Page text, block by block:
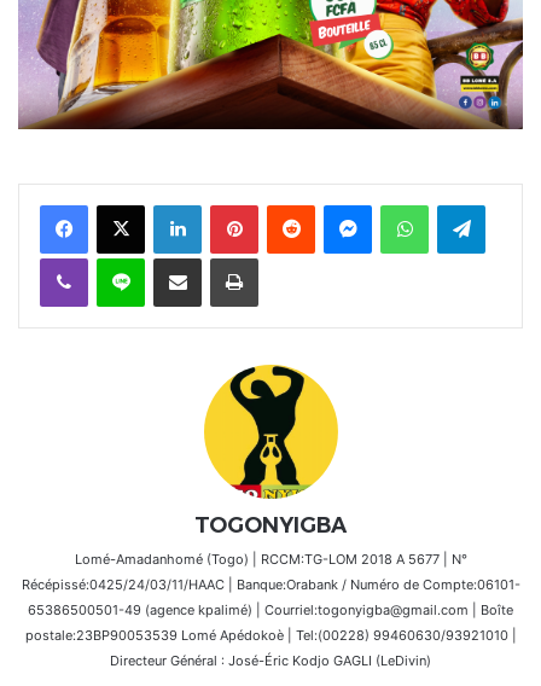
FacebookX Linkedin PinterestReddit MessengerWhatsAppTelegram
Viber Ligne Partager par email Imprimer
TOGONYIGBA
Lomé-Amadanhomé (Togo) | RCCM:TG-LOM 2018 A 5677 | N°
Récépissé:0425/24/03/11/HAAC | Banque:Orabank / Numéro de Compte:06101-
65386500501-49 (agence kpalimé) | Courriel:togonyigba@gmail.com | Boîte
postale:23BP90053539 Lomé Apédokoè | Tel:(00228) 99460630/93921010 |
Directeur Général : José-Éric Kodjo GAGLI (LeDivin)